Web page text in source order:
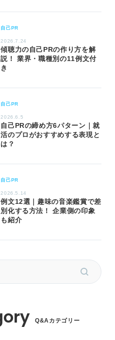
自己PR
2026.7.24
傾聴力の自己PRの作り方を解
説！ 業界・職種別の11例文付
き
自己PR
2026.6.5
自己PRの締め方6パターン｜就
活のプロがおすすめする表現と
は？
自己PR
2026.5.14
例文12選｜趣味の音楽鑑賞で差
別化する方法！ 企業側の印象
も紹介
Q&Aカテゴリー